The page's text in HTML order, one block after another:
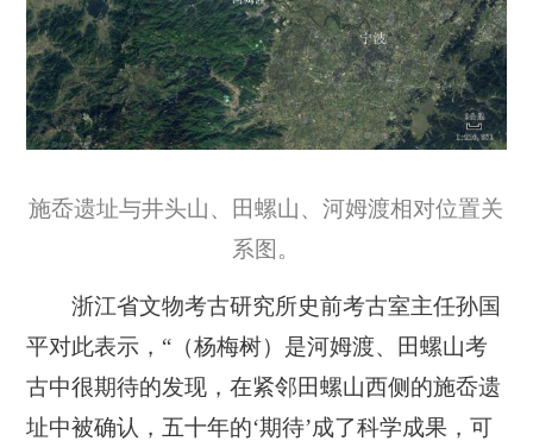
施岙遗址与井头山、田螺山、河姆渡相对位置关
系图。
浙江省文物考古研究所史前考古室主任孙国
平对此表示，“（杨梅树）是河姆渡、田螺山考
古中很期待的发现，在紧邻田螺山西侧的施岙遗
址中被确认，五十年的‘期待’成了科学成果，可